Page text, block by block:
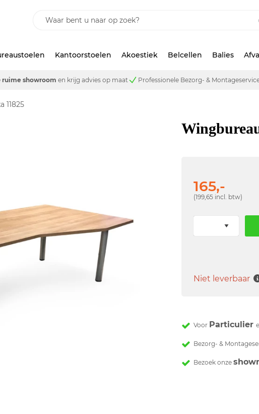
Kantoorstoelen Akoestiek Belcellen Balies
ruime showroom en krijg advies op maat Professionele Bezorg- &
11825
165,-
(199,65 incl. btw)
Niet leverbaar
Voor Particulier
Bezorg- &
Bezoek onze